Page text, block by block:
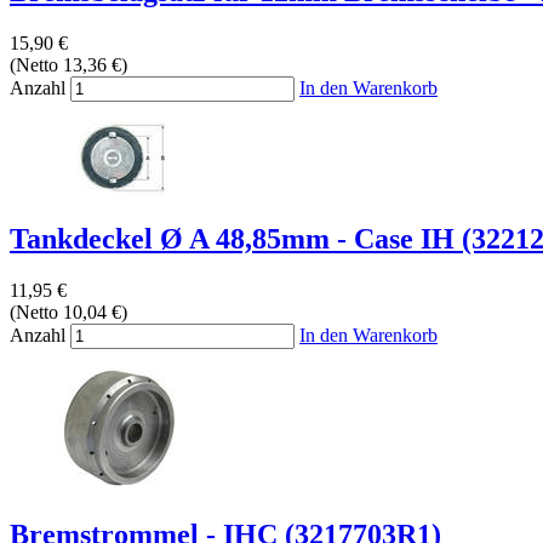
15,90 €
(Netto 13,36 €)
Anzahl
In den Warenkorb
Tankdeckel Ø A 48,85mm - Case IH
11,95 €
(Netto 10,04 €)
Anzahl
In den Warenkorb
Bremstrommel - IHC (3217703R1)